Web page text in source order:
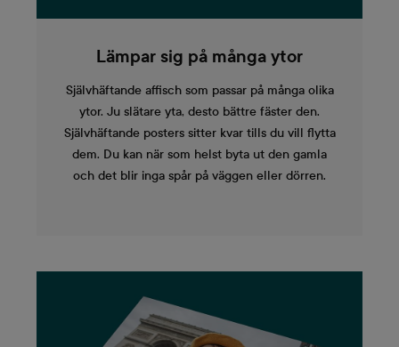
Lämpar sig på många ytor
Självhäftande affisch som passar på många olika
ytor. Ju slätare yta, desto bättre fäster den.
Självhäftande posters sitter kvar tills du vill flytta
dem. Du kan när som helst byta ut den gamla
och det blir inga spår på väggen eller dörren.